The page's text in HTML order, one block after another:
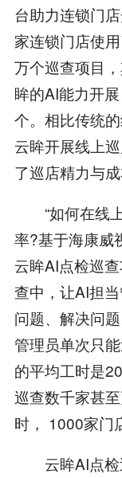
台助力连锁门
家连锁门店使
万个巡查项目
眸的AI能力开
个。相比传统
云眸开展线上
了巡店精力与
“如何在线上
率?基于海康威
云眸AI点检巡
查中，让AI担
问题、解决问
管理员单次只
的平均工时是
巡查数千家甚
时， 1000家门
云眸AI点检